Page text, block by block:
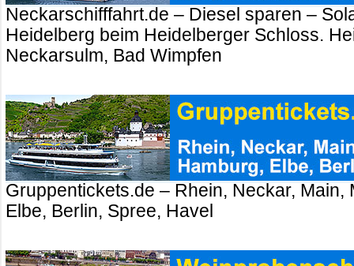
Neckarschifffahrt.de – Diesel sparen –
Heidelberg beim Heidelberger Schloss.
Neckarsulm, Bad Wimpfen
Gruppentickets.de – Rhein, Neckar, Main,
Elbe, Berlin, Spree, Havel